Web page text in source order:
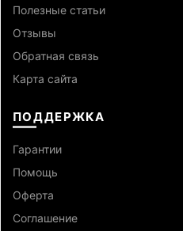
Полезные статьи
Отзывы
Обратная связь
Карта сайта
ПОДДЕРЖКА
Гарантии
Помощь
Оферта
Cоглашение